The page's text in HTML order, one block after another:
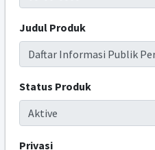
Judul Produk
Status Produk
Privasi